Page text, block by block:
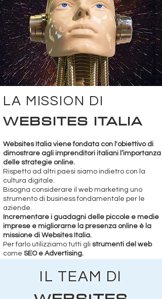
LA MISSION DI
WEBSITES ITALIA
Websites Italia viene fondata con l'obiettivo di
dimostrare agli imprenditori italiani l’importanza
delle strategie online.
Rispetto ad altri paesi siamo indietro con la
cultura digitale.
Bisogna considerare il web marketing uno
strumento di business fondamentale per le
aziende.
Incrementare i guadagni delle piccole e medie
imprese e migliorarne la presenza online è la
missione di Websites Italia.
Per farlo utilizziamo tutti gli strumenti del web
come SEO e Advertising.
IL TEAM DI